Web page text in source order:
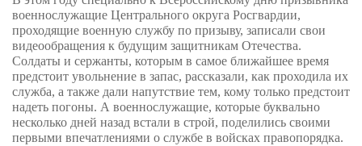
военнослужащие Центрального округа Росгвардии,
проходящие военную службу по призыву, записали свои
видеообращения к будущим защитникам Отечества.
Солдаты и сержанты, которым в самое ближайшее время
предстоит увольнение в запас, рассказали, как проходила их
служба, а также дали напутствие тем, кому только предстоит
надеть погоны. А военнослужащие, которые буквально
несколько дней назад встали в строй, поделились своими
первыми впечатлениями о службе в войсках правопорядка.